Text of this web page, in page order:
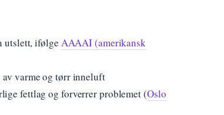
utslett, ifølge AAAAI (amerikansk
varme og tørr inneluft
fettlag og forverrer problemet (Oslo